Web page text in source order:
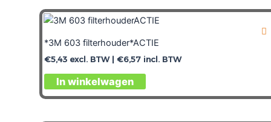
*3M 603 filterhouder*ACTIE
€5,43 excl. BTW | €6,57 incl. BTW
In winkelwagen